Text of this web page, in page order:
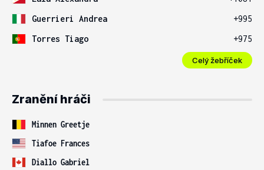
Guerrieri Andrea
+995
Torres Tiago
+975
Celý žebříček
Zranění hráči
Minnen Greetje
Tiafoe Frances
Diallo Gabriel